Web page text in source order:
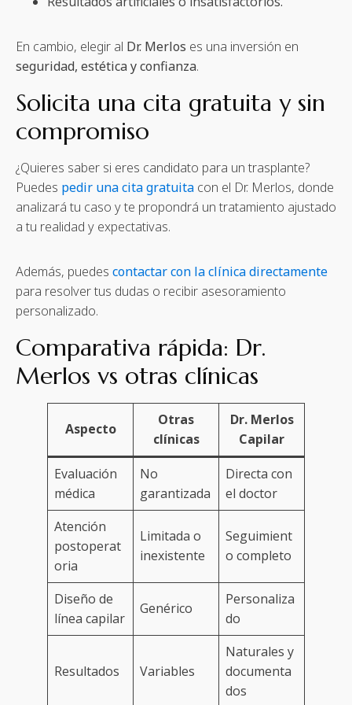
En cambio, elegir al Dr. Merlos es una inversión en
seguridad, estética y confianza.
Solicita una cita gratuita y sin
compromiso
¿Quieres saber si eres candidato para un trasplante?
Puedes pedir una cita gratuita con el Dr. Merlos, donde
analizará tu caso y te propondrá un tratamiento ajustado
a tu realidad y expectativas.
Además, puedes contactar con la clínica directamente
para resolver tus dudas o recibir asesoramiento
personalizado.
Comparativa rápida: Dr.
Merlos vs otras clínicas
Aspecto
Otras
clínicas
Dr. Merlos
Capilar
Evaluación
médica
No
garantizada
Directa con
el doctor
Atención
postoperat
oria
Limitada o
inexistente
Seguimient
o completo
Diseño de
línea capilar
Genérico
Personaliza
do
Resultados Variables
Naturales y
documenta
dos